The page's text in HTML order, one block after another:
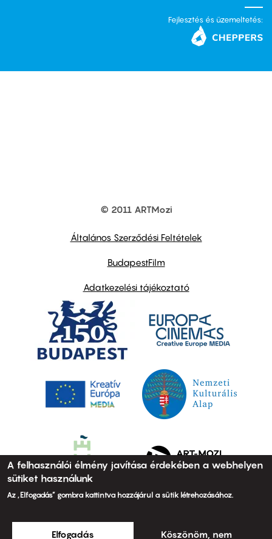
Fejlesztés és üzemeltetés:
© 2011 ARTMozi
Általános Szerződési Feltételek
BudapestFilm
Adatkezelési tájékoztató
A felhasználói élmény javítása érdekében a webhelyen
sütiket használunk
Az „Elfogadás” gombra kattintva hozzájárul a sütik létrehozásához.
Elfogadás Köszönöm, nem